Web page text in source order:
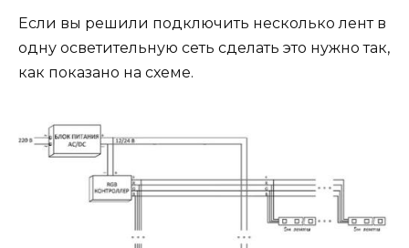
Если вы решили подключить несколько лент в
одну осветительную сеть сделать это нужно так,
как показано на схеме.